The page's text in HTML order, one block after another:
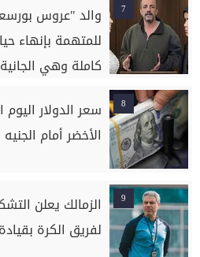
7
والد "عروس
للمتهمة بإنهاء
كاملة وهي
8
سعر الدولار
الأخضر أمام الجنيه
9
الزمالك يعلن
لفريق الكرة